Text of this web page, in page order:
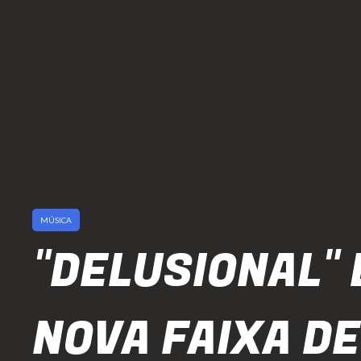
MÚSICA
"DELUSIONAL"
NOVA FAIXA DE